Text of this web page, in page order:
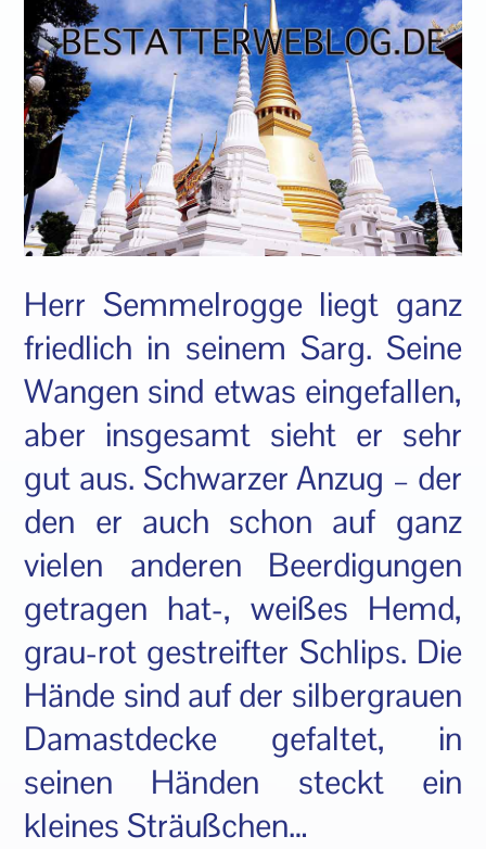
Herr Semmelrogge liegt ganz
friedlich in seinem Sarg. Seine
Wangen sind etwas eingefallen,
aber insgesamt sieht er sehr
gut aus. Schwarzer Anzug – der
den er auch schon auf ganz
vielen anderen Beerdigungen
getragen hat-, weißes Hemd,
grau-rot gestreifter Schlips. Die
Hände sind auf der silbergrauen
Damastdecke gefaltet, in
seinen Händen steckt ein
kleines Sträußchen…